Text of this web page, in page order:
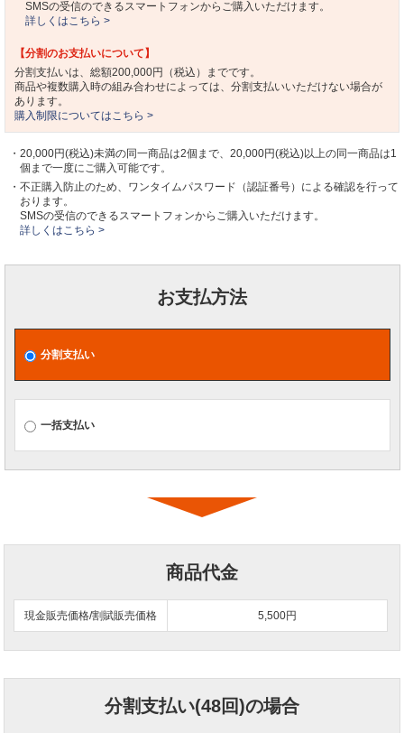
SMSの受信のできるスマートフォンからご購入いただけます。
詳しくはこちら >
【分割のお支払いについて】
分割支払いは、総額200,000円（税込）までです。
商品や複数購入時の組み合わせによっては、分割支払いいただけない場合が
あります。
購入制限についてはこちら >
・20,000円(税込)未満の同一商品は2個まで、20,000円(税込)以上の同一商品は1
個まで一度にご購入可能です。
・不正購入防止のため、ワンタイムパスワード（認証番号）による確認を行って
おります。
SMSの受信のできるスマートフォンからご購入いただけます。
詳しくはこちら >
お支払方法
分割支払い
一括支払い
商品代金
現金販売価格/割賦販売価格 5,500円
分割支払い(48回)の場合